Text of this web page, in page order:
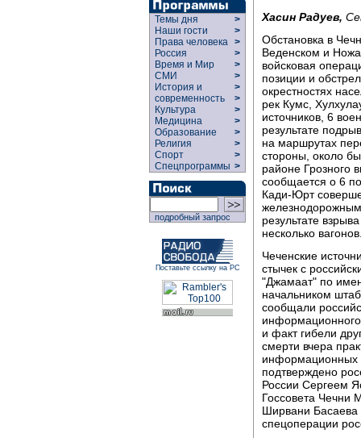
Темы дня
>
Наши гости
>
Права человека >
Россия
>
Время и Мир
>
СМИ
>
История и
современность
>
>
Культура
>
Медицина
>
Образование
>
Религия
>
Спорт
>
Спецпрограммы >
подробный запрос
Поставьте ссылку на РС
Хасин Радуев,
Обстановка в
Веденском и
войсковая
позиции и
окрестностях
рек Кумс,
источников, 6
результате
на маршрутах
стороны, около
районе Грозного
сообщается о 6
Кади-Юрт
результате
несколько
Чеченские
стычек с
"Джамаат" по
начальником
сообщали
информационного
и факт гибели
смерти вчера
информационных
подтверждено
России Сергеем
Госсовета
Ширвани Басаева
спецоперации